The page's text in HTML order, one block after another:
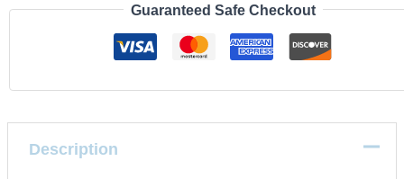
Guaranteed Safe Checkout
Description